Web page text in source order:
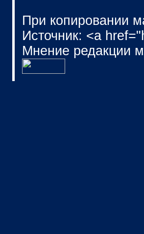
При копировании
Источник: <a
Мнение редакции